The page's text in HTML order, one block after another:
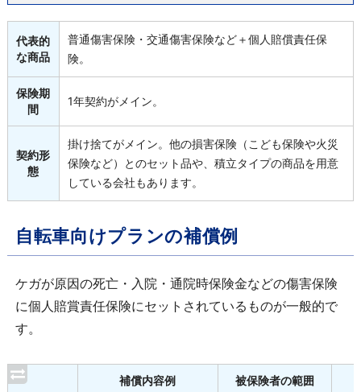
代表的
な商品
普通傷害保険・交通傷害保険など＋個人賠償責任保
険。
保険期
間
1年契約がメイン。
契約形
態
掛け捨てがメイン。他の損害保険（こども保険や火災
保険など）とのセット品や、積立タイプの商品を用意
している会社もあります。
自転車向けプランの補償例
ケガが原因の死亡・入院・通院時保険金などの傷害保険
に個人賠賞責任保険にセットされているものが一般的で
す。
補償内容例 被保険者の範囲